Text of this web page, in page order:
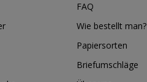
FAQ
Wie bestellt man?
Papiersorten
Briefumschläge